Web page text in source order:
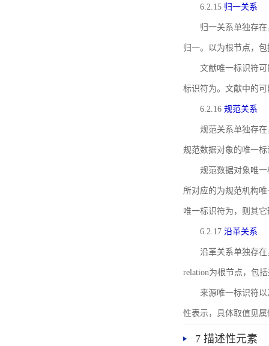
6.2.15 归一关系
归一关系单独存
归一。以为根节点，
文献唯一标识符
标识符为。文献中的
6.2.16 规范关系
规范关系单独存
规范数据对象的唯一
规范数据对象唯一
所对应的为规范机构
唯一标识符为，则其
6.2.17 沿革关系
沿革关系单独存
relation为根节点，包
来源唯一标识符以
性表示，具体取值见属
7 描述性元素